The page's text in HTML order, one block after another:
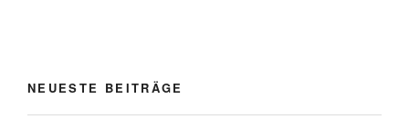
NEUESTE BEITRÄGE